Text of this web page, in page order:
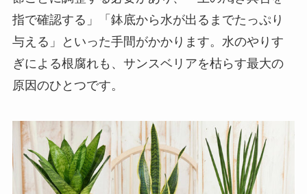
指で確認する」「鉢底から水が出るまでたっぷり
与える」といった手間がかかります。水のやりす
ぎによる根腐れも、サンスベリアを枯らす最大の
原因のひとつです。